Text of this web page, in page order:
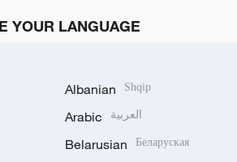
YOUR LANGUAGE
Albanian Shqip
Arabic العربية
Belarusian Беларуская